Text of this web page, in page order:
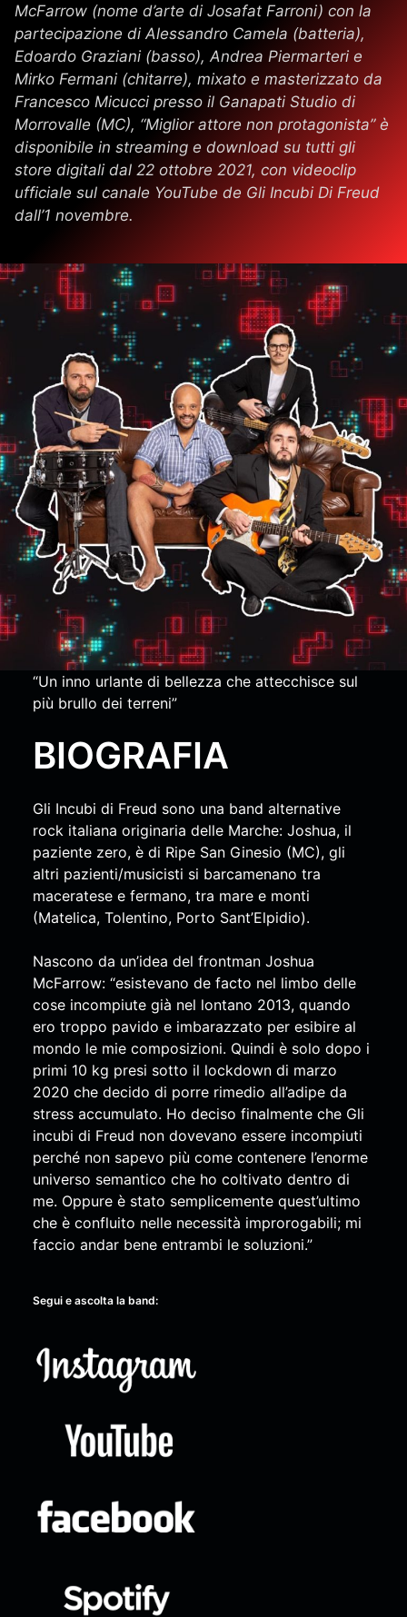
McFarrow (nome d’arte di Josafat Farroni) con la
partecipazione di Alessandro Camela (batteria),
Edoardo Graziani (basso), Andrea Piermarteri e
Mirko Fermani (chitarre), mixato e masterizzato da
Francesco Micucci presso il Ganapati Studio di
Morrovalle (MC), “Miglior attore non protagonista” è
disponibile in streaming e download su tutti gli
store digitali dal 22 ottobre 2021, con videoclip
ufficiale sul canale YouTube de Gli Incubi Di Freud
dall’1 novembre.
“Un inno urlante di bellezza che attecchisce sul
più brullo dei terreni”
BIOGRAFIA
Gli Incubi di Freud sono una band alternative
rock italiana originaria delle Marche: Joshua, il
paziente zero, è di Ripe San Ginesio (MC), gli
altri pazienti/musicisti si barcamenano tra
maceratese e fermano, tra mare e monti
(Matelica, Tolentino, Porto Sant’Elpidio).
Nascono da un’idea del frontman Joshua
McFarrow: “esistevano de facto nel limbo delle
cose incompiute già nel lontano 2013, quando
ero troppo pavido e imbarazzato per esibire al
mondo le mie composizioni. Quindi è solo dopo i
primi 10 kg presi sotto il lockdown di marzo
2020 che decido di porre rimedio all’adipe da
stress accumulato. Ho deciso finalmente che Gli
incubi di Freud non dovevano essere incompiuti
perché non sapevo più come contenere l’enorme
universo semantico che ho coltivato dentro di
me. Oppure è stato semplicemente quest’ultimo
che è confluito nelle necessità improrogabili; mi
faccio andar bene entrambi le soluzioni.”
Segui e ascolta la band: